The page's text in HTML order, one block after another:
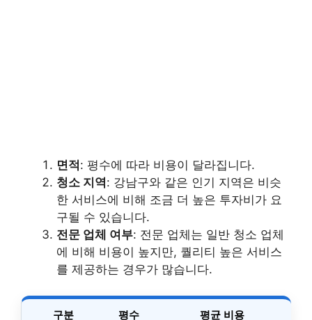
면적: 평수에 따라 비용이 달라집니다.
청소 지역: 강남구와 같은 인기 지역은 비슷
한 서비스에 비해 조금 더 높은 투자비가 요
구될 수 있습니다.
전문 업체 여부: 전문 업체는 일반 청소 업체
에 비해 비용이 높지만, 퀄리티 높은 서비스
를 제공하는 경우가 많습니다.
구분 평수 평균 비용